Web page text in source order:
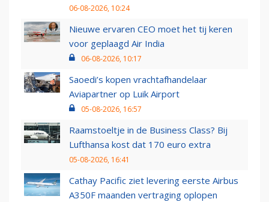
06-08-2026, 10:24
Nieuwe ervaren CEO moet het tij keren
voor geplaagd Air India
06-08-2026, 10:17
Saoedi’s kopen vrachtafhandelaar
Aviapartner op Luik Airport
05-08-2026, 16:57
Raamstoeltje in de Business Class? Bij
Lufthansa kost dat 170 euro extra
05-08-2026, 16:41
Cathay Pacific ziet levering eerste Airbus
A350F maanden vertraging oplopen